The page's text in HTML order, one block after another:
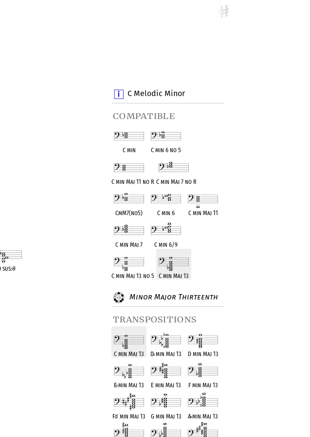
C Melodic Minor
compatible
C min C min 6 no 5
C min Maj 11 no R C min Maj 7 no R
CmM7(no5) C min 6 C min Maj 11
C min Maj 7 C min 6/9
C min Maj 13 no 5 C min Maj 13
Minor Major Thirteenth
transpositions
C min Maj 13 D♭min Maj 13 D min Maj 13
E♭min Maj 13 E min Maj 13 F min Maj 13
F♯ min Maj 13 G min Maj 13 A♭min Maj 13
sus♭9